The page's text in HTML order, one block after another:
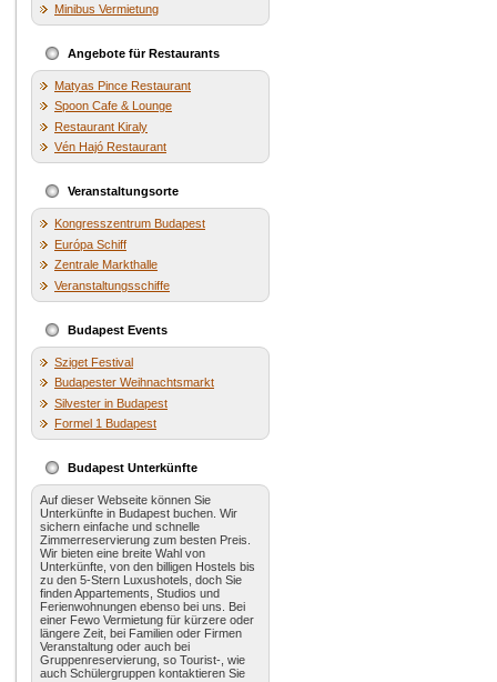
Minibus Vermietung
Angebote für Restaurants
Matyas Pince Restaurant
Spoon Cafe & Lounge
Restaurant Kiraly
Vén Hajó Restaurant
Veranstaltungsorte
Kongresszentrum Budapest
Európa Schiff
Zentrale Markthalle
Veranstaltungsschiffe
Budapest Events
Sziget Festival
Budapester Weihnachtsmarkt
Silvester in Budapest
Formel 1 Budapest
Budapest Unterkünfte
Auf dieser Webseite können Sie
Unterkünfte in Budapest buchen. Wir
sichern einfache und schnelle
Zimmerreservierung zum besten Preis.
Wir bieten eine breite Wahl von
Unterkünfte, von den billigen Hostels bis
zu den 5-Stern Luxushotels, doch Sie
finden Appartements, Studios und
Ferienwohnungen ebenso bei uns. Bei
einer Fewo Vermietung für kürzere oder
längere Zeit, bei Familien oder Firmen
Veranstaltung oder auch bei
Gruppenreservierung, so Tourist-, wie
auch Schülergruppen kontaktieren Sie